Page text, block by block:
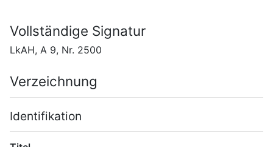
Vollständige Signatur
LkAH, A 9, Nr. 2500
Verzeichnung
Identifikation